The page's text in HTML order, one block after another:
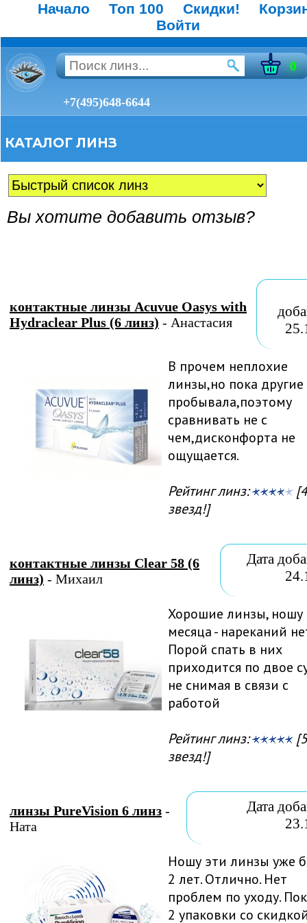
Начало Топ 100 Скидки!
Войти
0
+7(495)648-6644
КАТАЛОГ ЛИНЗ
Вы хотите добавить отзыв?
контактные линзы Acuvue Oasys with
Hydraclear Plus (6 линз) - Анастасия
В прочем неплохие
линзы,но пока другие
пробывала,поэтому
сравнивать не с
чем,дисконфорта не
ощущается.
Рейтинг линз:
звезд!]
контактные линзы Clear 58 (6
линз) - Михаил
Дата
Хорошие линзы, ношу
месяца - нареканий
Порой спать в них
приходится по двое
не снимая в связи с
работой
Рейтинг линз:
звезд!]
линзы PureVision 6 линз -
Ната
Дата
Ношу эти линзы уже
2 лет. Отлично. Нет
проблем по уходу.
2 упаковки со